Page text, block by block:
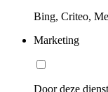
Bing, Criteo,
Marketing
Door deze